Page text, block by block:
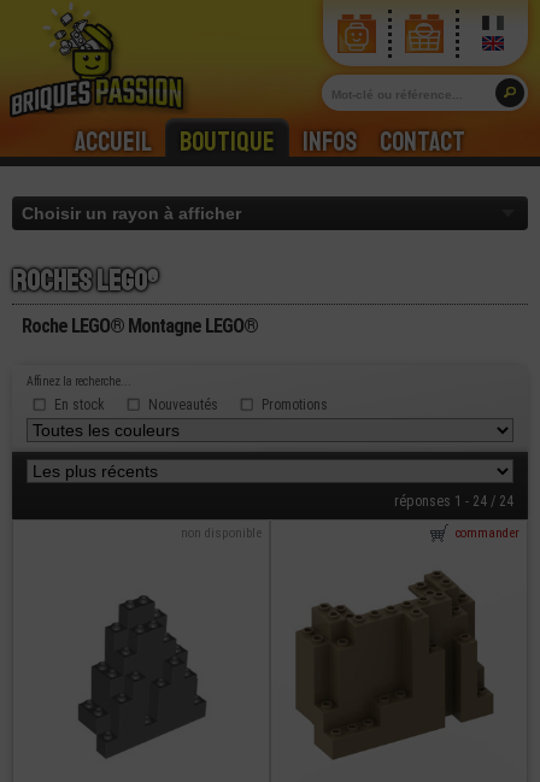
Accueil Boutique Infos Contact
Roches lego®
Roche LEGO® Montagne LEGO®
Affinez la recherche...
En stock Nouveautés Promotions
réponses 1 - 24 / 24
non disponible commander